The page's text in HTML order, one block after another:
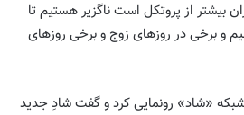
بیشتر از پروتکل است ناگزیر هستیم تا
و برخی در روزهای زوج و برخی روزهای
«شاد» رونمایی کرد و گفت شادِ جدید